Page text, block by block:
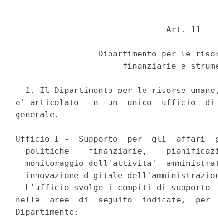
                               Art. 11
Dipartimento per le
finanziarie e
1. Il Dipartimento per le risorse
e' articolato  in  un  unico  ufficio  di
generale.
Ufficio I -  Supporto  per  gli  affari
politiche    finanziarie,
monitoraggio dell'attivita'
innovazione digitale
L'ufficio svolge i compiti di supporto
nelle  aree  di  seguito  indicate,  per
Dipartimento: